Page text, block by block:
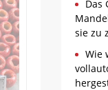
Das
sie zu
Wie